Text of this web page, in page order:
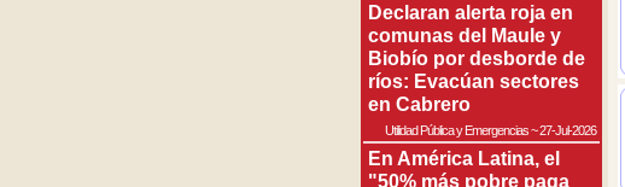
Declaran alerta roja en
comunas del Maule y
Biobío por desborde de
ríos: Evacúan sectores
en Cabrero
Utilidad Pública y Emergencias~27-Jul-2026
En América Latina, el
"50% más pobre paga